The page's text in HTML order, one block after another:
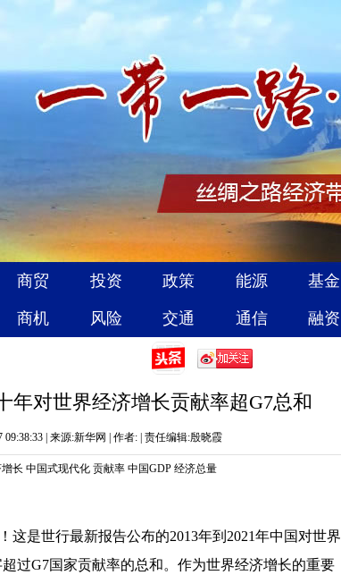
年对世界经济增长贡献率超G7总和
09:38:33 | 来源:新华网 | 作者: | 责任编辑:殷晓霞
长 中国式现代化 贡献率 中国GDP 经济总量
这是世行最新报告公布的2013年到2021年中国对世界
过G7国家贡献率的总和。作为世界经济增长的重要